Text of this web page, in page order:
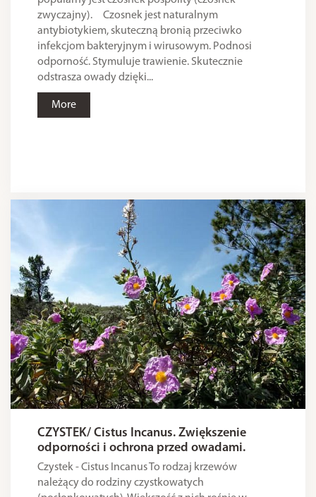
zwyczajny). Czosnek jest naturalnym
antybiotykiem, skuteczną bronią przeciwko
infekcjom bakteryjnym i wirusowym. Podnosi
odporność. Stymuluje trawienie. Skutecznie
odstrasza owady dzięki...
More
CZYSTEK/ Cistus Incanus. Zwiększenie
odporności i ochrona przed owadami.
Czystek - Cistus Incanus To rodzaj krzewów
należący do rodziny czystkowatych